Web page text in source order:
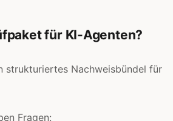
für KI-Agenten?
strukturiertes Nachweisbündel für
Fragen: